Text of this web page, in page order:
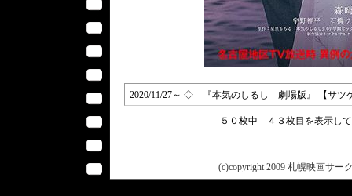
2020/11/27～ ◇ 『本気のしるし 劇場版』 【サツ
５０枚中 ４３枚目を表示し
(c)copyright 2009 札幌映画サー